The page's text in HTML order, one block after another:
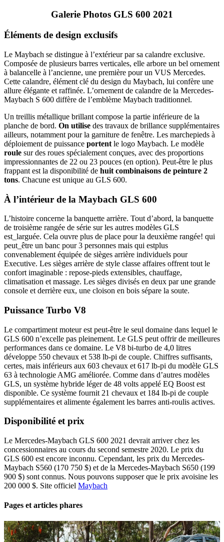
Galerie Photos GLS 600 2021
Éléments de design exclusifs
Le Maybach se distingue à l’extérieur par sa calandre exclusive.
Composée de plusieurs barres verticales, elle arbore un bel ornement
à balancelle à l’ancienne, une première pour un VUS Mercedes.
Cette calandre, élément clé du design du Maybach, lui confère une
allure élégante et raffinée. L’ornement de calandre de la Mercedes-
Maybach S 600 diffère de l’emblème Maybach traditionnel.
Un treillis métallique brillant compose la partie inférieure de la
planche de bord. On utilise des travaux de brillance supplémentaires
ailleurs, notamment pour la garniture de fenêtre. Les marchepieds à
déploiement de puissance portent le logo Maybach. Le modèle
roule sur des roues spécialement conçues, avec des proportions
impressionnantes de 22 ou 23 pouces (en option). Peut-être le plus
frappant est la disponibilité de huit combinaisons de peinture 2
tons. Chacune est unique au GLS 600.
À l’intérieur de la Maybach GLS 600
L’histoire concerne la banquette arrière. Tout d’abord, la banquette
de troisième rangée de série sur les autres modèles GLS
est_larguée. Cela ouvre plus de place pour la deuxième rangée! qui
peut_être un banc pour 3 personnes mais qui estplus
convenablement équipée de sièges arrière individuels pour
Executive. Les sièges arrière de style classe affaires offrent tout le
confort imaginable : repose-pieds extensibles, chauffage,
climatisation et massage. Les sièges divisés en deux par une grande
console et derrière eux, une cloison en bois sépare la soute.
Puissance Turbo V8
Le compartiment moteur est peut-être le seul domaine dans lequel le
GLS 600 n’excelle pas pleinement. Le GLS peut offrir de meilleures
performances dans ce domaine. Le V8 bi-turbo de 4,0 litres
développe 550 chevaux et 538 lb-pi de couple. Chiffres suffisants,
certes, mais inférieurs aux 603 chevaux et 617 lb-pi du modèle GLS
63 à technologie AMG améliorée. Comme dans d’autres modèles
GLS, un système hybride léger de 48 volts appelé EQ Boost est
disponible. Ce système fournit 21 chevaux et 184 lb-pi de couple
supplémentaires et alimente également les barres anti-roulis actives.
Disponibilité et prix
Le Mercedes-Maybach GLS 600 2021 devrait arriver chez les
concessionnaires au cours du second semestre 2020. Le prix du
GLS 600 est encore inconnu. Cependant, les prix du Mercedes-
Maybach S560 (170 750 $) et de la Mercedes-Maybach S650 (199
900 $) sont connus. Nous pouvons supposer que le prix avoisine les
200 000 $. Site officiel Maybach
Pages et articles phares